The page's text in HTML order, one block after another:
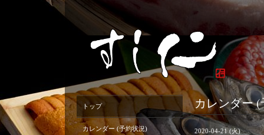
カレンダー
2020-04-21 (火)
トップ
カレンダー (予約状況)